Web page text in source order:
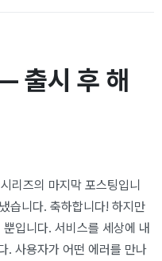
출시 후 해
리즈의 마지막 포스팅입니
습니다. 축하합니다! 하지만
입니다. 서비스를 세상에 내
. 사용자가 어떤 에러를 만나